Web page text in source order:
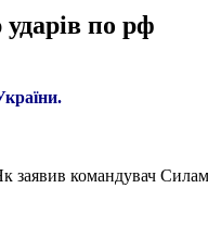
по рф
Як заявив командувач